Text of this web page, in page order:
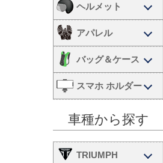
ヘルメット
アパレル
バッグ＆ケース
スマホ ホルダー
車種から探す
TRIUMPH